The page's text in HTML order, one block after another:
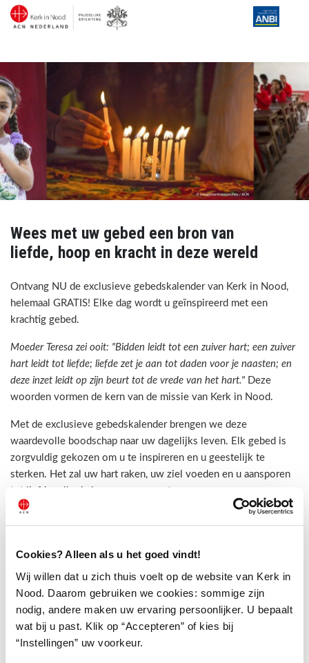
Cookies? Alleen als u het goed vindt!
Wij willen dat u zich thuis voelt op de website van Kerk in
Nood. Daarom gebruiken we cookies: sommige zijn
nodig, andere maken uw ervaring persoonlijker. U bepaalt
wat bij u past. Klik op “Accepteren” of kies bij
“Instellingen” uw voorkeur.
Wees met uw gebed een bron van
liefde, hoop en kracht in deze wereld
Ontvang NU de exclusieve gebedskalender van Kerk in Nood,
helemaal GRATIS! Elke dag wordt u geïnspireerd met een
krachtig gebed.
Moeder Teresa zei ooit: "Bidden leidt tot een zuiver hart; een zuiver
hart leidt tot liefde; liefde zet je aan tot daden voor je naasten; en
deze inzet leidt op zijn beurt tot de vrede van het hart." Deze
woorden vormen de kern van de missie van Kerk in Nood.
Met de exclusieve gebedskalender brengen we deze
waardevolle boodschap naar uw dagelijks leven. Elk gebed is
zorgvuldig gekozen om u te inspireren en u geestelijk te
sterken. Het zal uw hart raken, uw ziel voeden en u aansporen
tot liefdevolle daden voor uw naasten.
Het abonnement op de digitale gebedskalender is gratis. Via het
Lees meer
ja, ik ontvang graag de